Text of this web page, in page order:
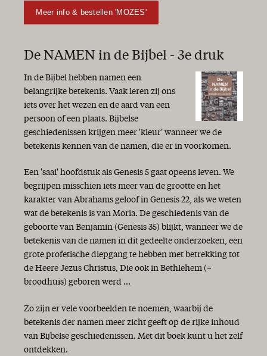
Meer info & bestellen 'MOZES'
De NAMEN in de Bijbel - 3e druk
In de Bijbel hebben namen een
belangrijke betekenis. Vaak leren zij ons
iets over het wezen en de aard van een
persoon of een plaats. Bijbelse
geschiedenissen krijgen meer 'kleur' wanneer we de
betekenis kennen van de namen, die er in voorkomen.
Een 'saai' hoofdstuk als Genesis 5 gaat opeens leven. We
begrijpen misschien iets meer van de grootte en het
karakter van Abrahams geloof in Genesis 22, als we weten
wat de betekenis is van Moria. De geschiedenis van de
geboorte van Benjamin (Genesis 35) blijkt, wanneer we de
betekenis van de namen in dit gedeelte onderzoeken, een
grote profetische diepgang te hebben met betrekking tot
de Heere Jezus Christus, Die ook in Bethlehem (=
broodhuis) geboren werd ...
Zo zijn er vele voorbeelden te noemen, waarbij de
betekenis der namen meer zicht geeft op de rijke inhoud
van Bijbelse geschiedenissen. Met dit boek kunt u het zelf
ontdekken.